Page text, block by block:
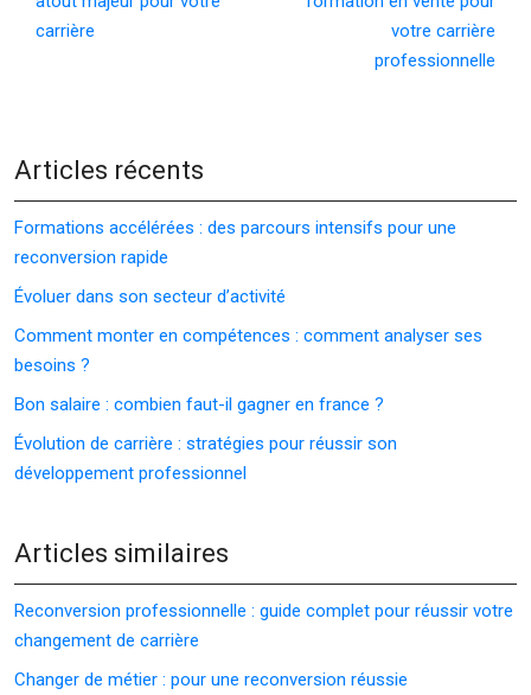
carrière
votre carrière
professionnelle
Articles récents
Formations accélérées : des parcours intensifs pour une
reconversion rapide
Évoluer dans son secteur d’activité
Comment monter en compétences : comment analyser ses
besoins ?
Bon salaire : combien faut-il gagner en france ?
Évolution de carrière : stratégies pour réussir son
développement professionnel
Articles similaires
Reconversion professionnelle : guide complet pour réussir votre
changement de carrière
Changer de métier : pour une reconversion réussie